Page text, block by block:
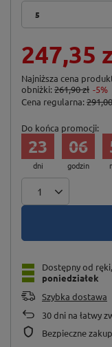
5
247,35
Najniższa cena
obniżki:261,90 zł -5%
Cena regularna:
Do końca promocji:
dni
23
godzin
06
Dostępny od
poniedziałek
Szybka dostawa
30dni na łatwy
Bezpieczne